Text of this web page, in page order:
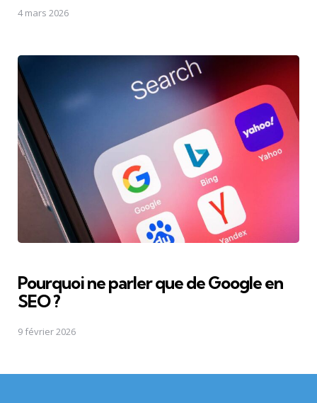
4 mars 2026
Pourquoi ne parler que de Google en
SEO ?
9 février 2026